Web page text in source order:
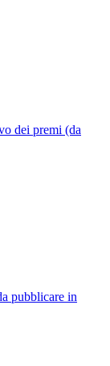
dei premi (da
pubblicare in